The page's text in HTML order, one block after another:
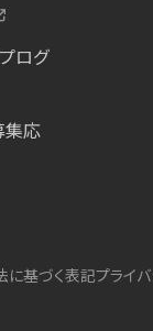
ログ
集応
に基づく表記プライ